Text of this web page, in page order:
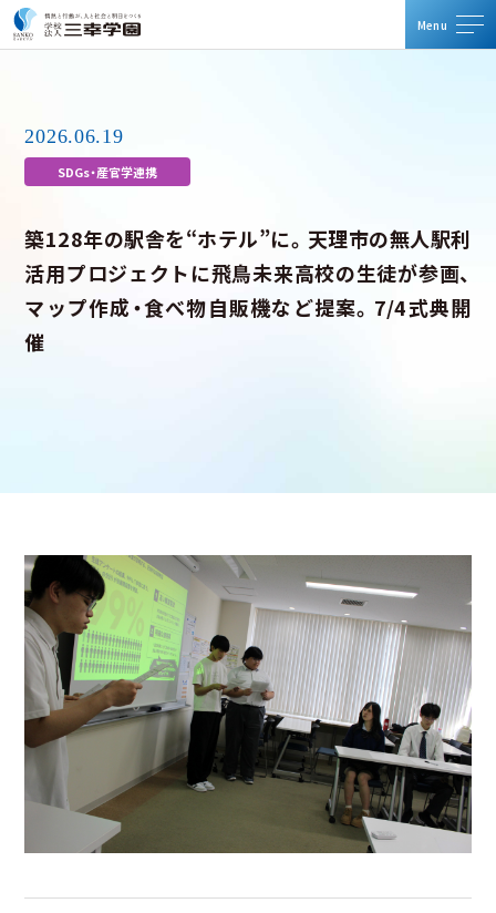
メ
メ
TOP
対象者別メニュー
SDGsの取り組み
三幸グループリンク集
採用情報
お問い合わせ
2026.06.19
SDGs・産官学連携
築128年の駅舎を“ホテル”に。天理市の無人駅利
活用プロジェクトに飛鳥未来高校の生徒が参画、
マップ作成・食べ物自販機など提案。7/4式典開
催